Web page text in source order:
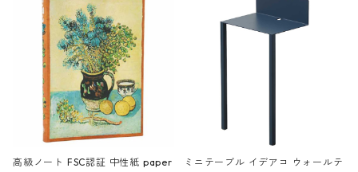
高級ノート FSC認証 中性紙 paper
ミニテーブル イデアコ ウォールテ